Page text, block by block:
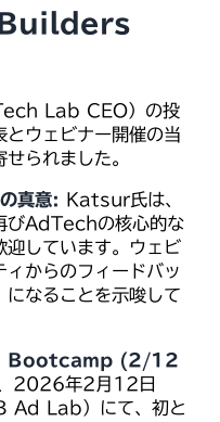
Builders
Lab CEO）の投
とウェビナー開催の当
られました。
真意:
Katsur氏は、
びAdTechの核心的な
迎しています。ウェビ
ィからのフィードバッ
なることを示唆して
Bootcamp (2/12
、2026年2月12日
Ad Lab）にて、初と